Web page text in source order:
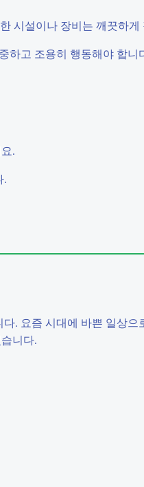
시설이나 장비는 깨끗하게
고 조용히 행동해야 합니
.
.
. 요즘 시대에 바쁜 일상
니다.